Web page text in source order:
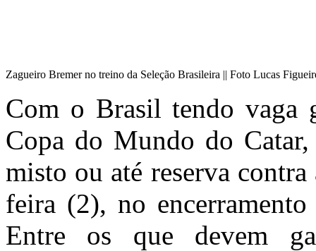
Zagueiro Bremer no treino da Seleção Brasileira || Foto Lucas
Com o Brasil tendo vaga
Copa do Mundo do
misto ou até reserva contra
feira (2), no
Entre os que devem